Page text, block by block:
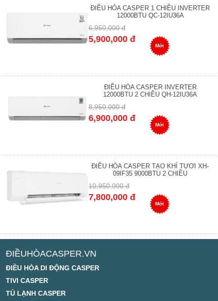
ĐIỀU HÒA CASPER 1 CHIỀU INVERTER
12000BTU QC-12IU36A
6,950,000 đ
5,900,000 đ
Mới
ĐIỀU HÒA CASPER INVERTER
12000BTU 2 CHIỀU QH-12IU36A
8,950,000 đ
6,900,000 đ
Mới
ĐIỀU HÒA CASPER TẠO KHÍ TƯƠI XH-
09IF35 9000BTU 2 CHIỀU
10,950,000 đ
7,800,000 đ
Mới
ĐIỀUHÒACASPER.VN
ĐIỀU HÒA DI ĐỘNG CASPER
TIVI CASPER
TỦ LẠNH CASPER